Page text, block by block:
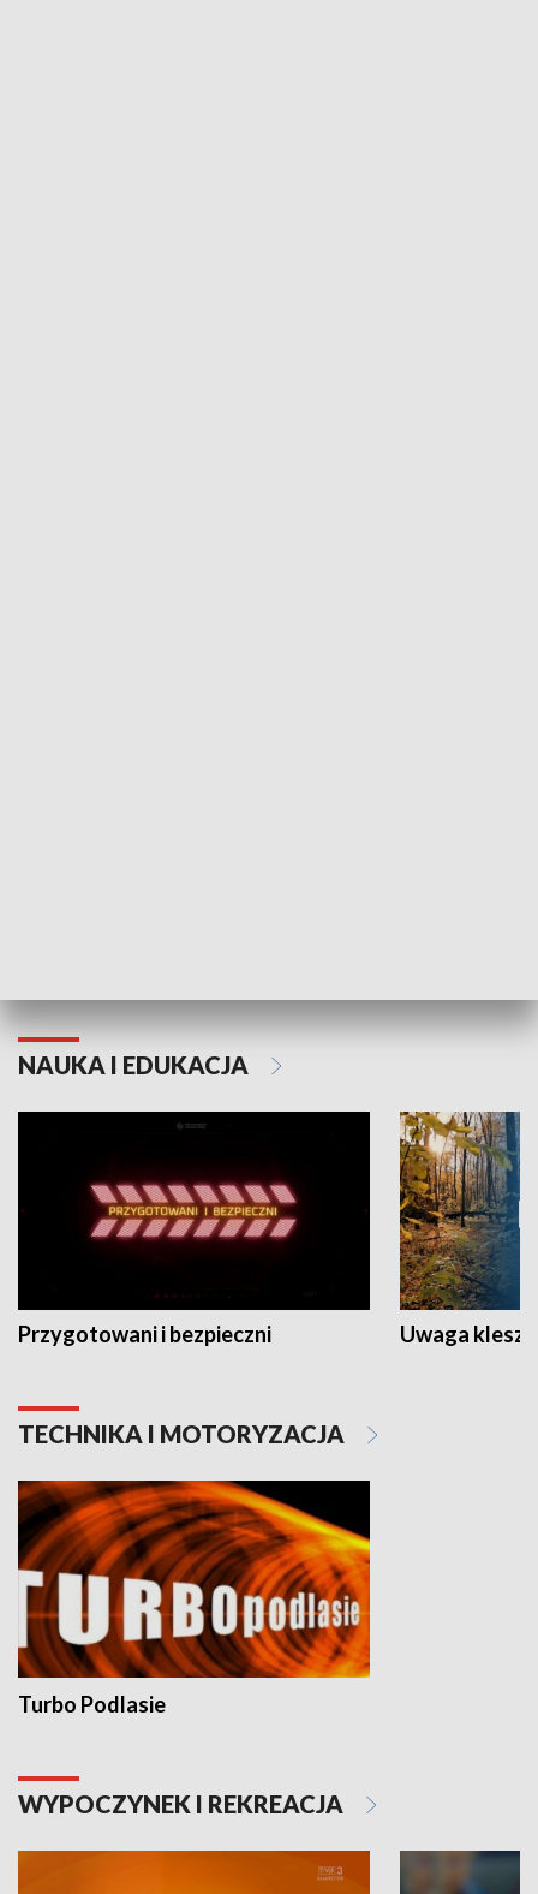
NAUKA I EDUKACJA
Przygotowani i bezpieczni Uwaga
TECHNIKA I MOTORYZACJA
Turbo Podlasie
WYPOCZYNEK I REKREACJA